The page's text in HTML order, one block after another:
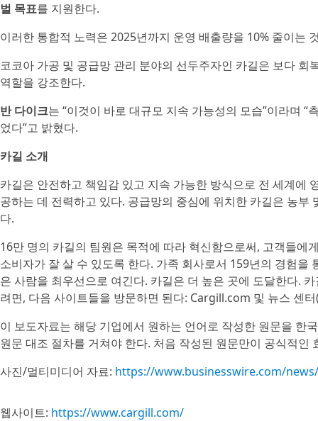
벌 목표를 지원한다.
이러한 통합적 노력은 2025년까지 운영 배출량을 10% 줄이는
코코아 가공 및 공급망 관리 분야의 선두주자인 카길은 보다
역할을 강조한다.
반 다이크는 “이것이 바로 대규모 지속 가능성의 모습”이라며
었다”고 밝혔다.
카길 소개
카길은 안전하고 책임감 있고 지속 가능한 방식으로 전 세계에
공하는 데 전력하고 있다. 공급망의 중심에 위치한 카길은 농
다.
16만 명의 카길의 팀원은 목적에 따라 혁신함으로써, 고객들
소비자가 잘 살 수 있도록 한다. 가족 회사로서 159년의 경험
은 사람을 최우선으로 여긴다. 카길은 더 높은 곳에 도달한다.
려면, 다음 사이트들을 방문하면 된다: Cargill.com 및 뉴스 센
이 보도자료는 해당 기업에서 원하는 언어로 작성한 원문을 한
원문 대조 절차를 거쳐야 한다. 처음 작성된 원문만이 공식적
사진/멀티미디어 자료: https://www.businesswire.com/
웹사이트: https://www.cargill.com/